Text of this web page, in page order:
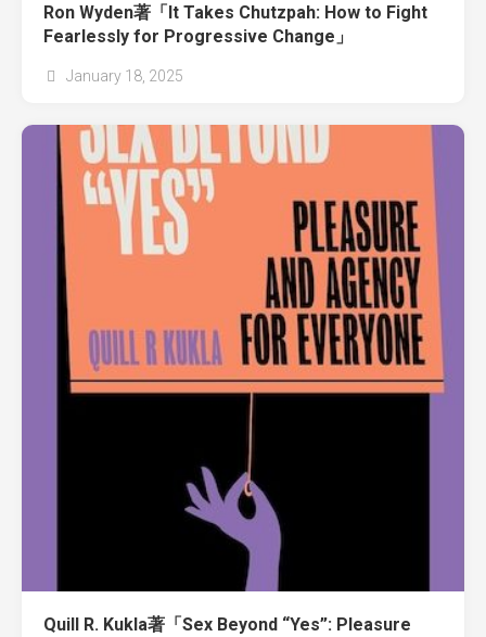
Ron Wyden著「It Takes Chutzpah: How to Fight
Fearlessly for Progressive Change」
January 18, 2025
Quill R. Kukla著「Sex Beyond “Yes”: Pleasure